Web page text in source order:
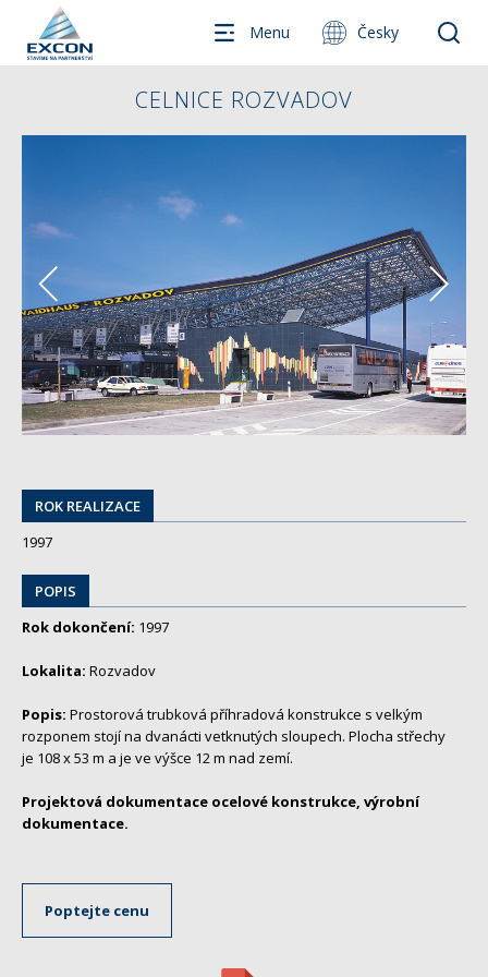
Menu Česky
CELNICE ROZVADOV
ROK REALIZACE
1997
POPIS
Rok dokončení: 1997
Lokalita: Rozvadov
Popis: Prostorová trubková příhradová konstrukce s velkým
rozponem stojí na dvanácti vetknutých sloupech. Plocha střechy
je 108 x 53 m a je ve výšce 12 m nad zemí.
Projektová dokumentace ocelové konstrukce, výrobní
dokumentace.
Poptejte cenu